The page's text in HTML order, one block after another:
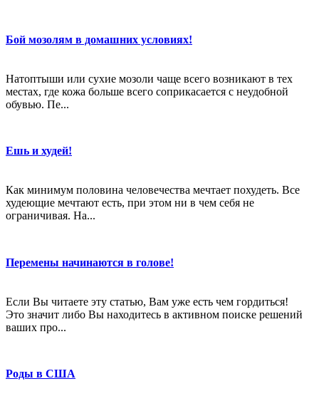
Бой мозолям в домашних условиях!
Натоптыши или сухие мозоли чаще всего возникают в тех
местах, где кожа больше всего соприкасается с неудобной
обувью. Пе...
Ешь и худей!
Как минимум половина человечества мечтает похудеть. Все
худеющие мечтают есть, при этом ни в чем себя не
ограничивая. На...
Перемены начинаются в голове!
Если Вы читаете эту статью, Вам уже есть чем гордиться!
Это значит либо Вы находитесь в активном поиске решений
ваших про...
Роды в США